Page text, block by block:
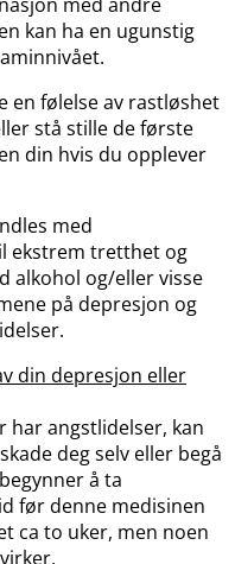
kan ha en ugunstig
en følelse av rastløshet
stå stille de første
din hvis du opplever
med
ekstrem tretthet og
alkohol og​/​eller visse
på depresjon og
din depresjon eller
angstlidelser, kan
deg selv eller begå
å ta
før denne medisinen
ca to uker, men noen